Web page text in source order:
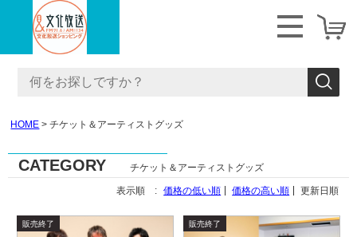
HOME チケット＆アーティストグッズ
CATEGORY チケット＆アーティストグッズ
表示順 : 価格の低い順 価格の高い順 更新日順